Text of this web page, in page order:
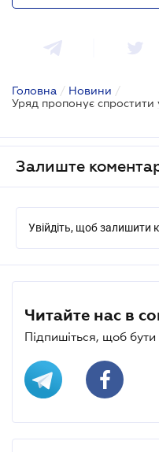
Головна / Новини /
Залиште
Увійдіть, щоб залишити
Читайте нас в
Підпишіться, щоб бути